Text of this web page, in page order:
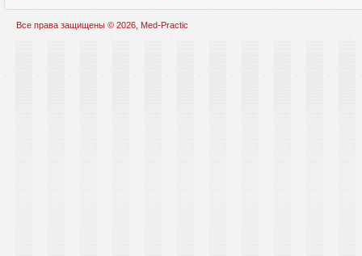
Все права защищены © 2026, Med-Practic